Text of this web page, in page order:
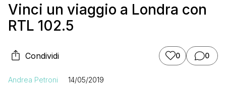
Vinci un viaggio a Londra con
RTL 102.5
Condividi 0 0
Andrea Petroni 14/05/2019